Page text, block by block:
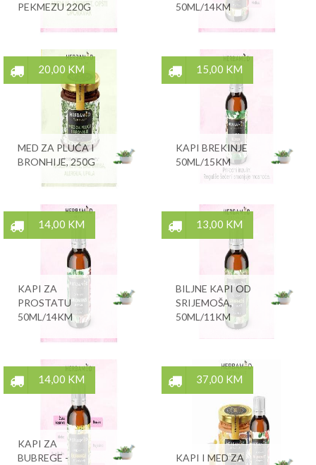
PEKMEZU 220G
50ML/14KM
20,00 KM
MED ZA PLUĆA I
BRONHIJE, 250G
15,00 KM
KAPI BREKINJE
50ML/15KM
14,00 KM
KAPI ZA
PROSTATU
50ML/14KM
13,00 KM
BILJNE KAPI OD
SRIJEMOŠA,
50ML/11KM
14,00 KM
KAPI ZA
BUBREGE -
37,00 KM
KAPI I MED ZA